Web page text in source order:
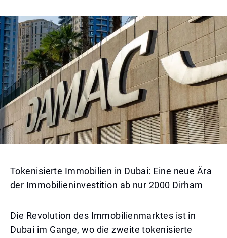
Tokenisierte Immobilien in Dubai: Eine neue Ära
der Immobilieninvestition ab nur 2000 Dirham
Die Revolution des Immobilienmarktes ist in
Dubai im Gange, wo die zweite tokenisierte